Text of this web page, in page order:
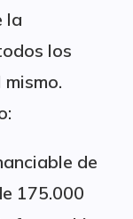
la
los
de
175.000